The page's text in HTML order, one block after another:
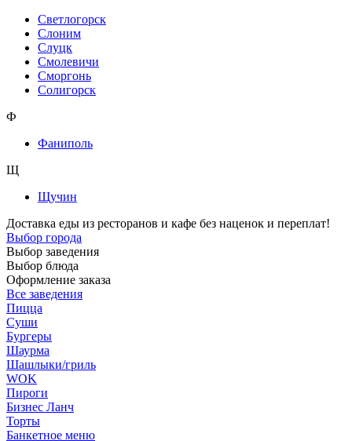
Светлогорск
Слоним
Слуцк
Смолевичи
Сморгонь
Солигорск
Ф
Фаниполь
Щ
Щучин
Доставка еды из ресторанов и кафе без наценок и переплат!
Выбор города
Выбор заведения
Выбор блюда
Оформление заказа
Все заведения
Пицца
Суши
Бургеры
Шаурма
Шашлыки/гриль
WOK
Пироги
Бизнес Ланч
Торты
Банкетное меню